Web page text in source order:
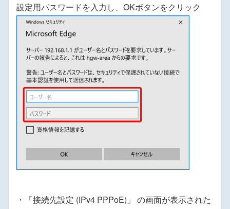
設定用パスワードを入力し、OKボタンをクリック
・「接続先設定 (IPv4 PPPoE)」 の画面が表示された